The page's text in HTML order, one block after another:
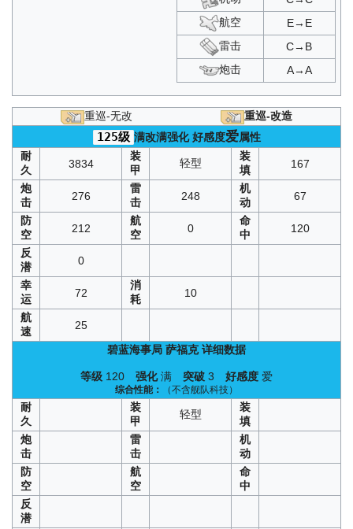
：C1/C2/C3/D1/D2/D3/SP
激唱的UNIVERSE
复刻铁血音符誓言：A1/A2/A3/C1/C2/C3
A1/A2/A3/
B3
B1/B2/B3 D3
SP
北境序曲：A1/A2/A3/C1/C2/C3
激奏的Polaris：SP5/SP
神圣的悲喜剧：D1/D2/D3/SP
箱庭疗法：C1/C2/C3
铁血音符誓言：A1/A2/A3/C1
虚拟链接的共时性
SP1
复刻凛冬王冠：A1 A3/
C3
复刻异色格：B4/D4
凛冬王冠
：A1 /C1
围剿：SP3
光荣的一战
SP3
航空
E→E
雷击
C→B
炮击
A→A
重巡-无改 重巡-改造
125级 满改满强化好感度爱属性
耐
久
3834
装
甲
轻型
装
填
167
炮
击
276
雷
击
248
机
动
67
防
空
212
航
空
0
命
中
120
反
潜
0
幸
运
72
消
耗
10
航
速
25
碧蓝海事局 萨福克详细数据
等级 120 强化满 突破 3 好感度 爱
综合性能： （不含舰队科技）
耐
久
装
甲
轻型
装
填
炮
击
雷
击
机
动
防
空
航
空
命
中
反
潜